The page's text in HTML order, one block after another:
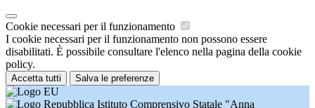
Cookie necessari per il funzionamento
I cookie necessari per il funzionamento non possono essere
disabilitati. È possibile consultare l'elenco nella pagina della cookie
policy.
Accetta tutti Salva le preferenze
Istituto Comprensivo Statale "Anna